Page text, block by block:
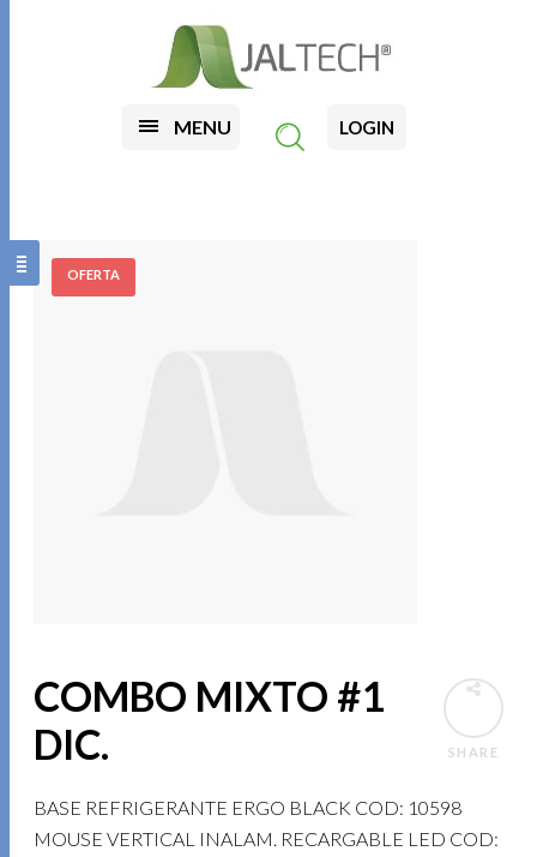
MENU LOGIN
SHARE
COMBO MIXTO #1
DIC.
BASE REFRIGERANTE ERGO BLACK COD: 10598
MOUSE VERTICAL INALAM. RECARGABLE LED COD: